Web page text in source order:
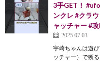
3手GET！
ンクレ #クラ
ャッチャー #
2025.07.03
宇崎ちゃんは遊
ッチャー）で獲